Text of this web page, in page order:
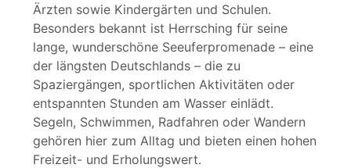
Ärzten sowie Kindergärten und Schulen.
Besonders bekannt ist Herrsching für seine
lange, wunderschöne Seeuferpromenade – eine
der längsten Deutschlands – die zu
Spaziergängen, sportlichen Aktivitäten oder
entspannten Stunden am Wasser einlädt.
Segeln, Schwimmen, Radfahren oder Wandern
gehören hier zum Alltag und bieten einen hohen
Freizeit- und Erholungswert.